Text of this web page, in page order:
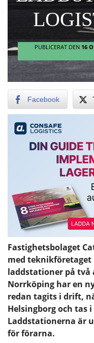
PUBLICERAT DEN 16
Facebook
Fastighetsbolaget
med teknikföretaget
laddstationer på två
Norrköping har en
redan tagits i drift,
Helsingborg och tas
Laddstationerna är
för förarna.